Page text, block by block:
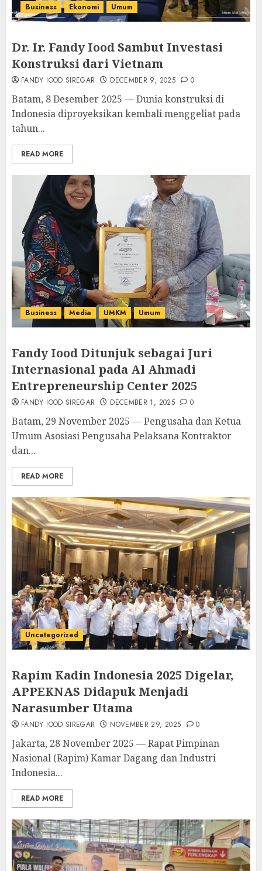
Business Ekonomi Umum
Dr. Ir. Fandy Iood Sambut Investasi
Konstruksi dari Vietnam
FANDY IOOD SIREGAR DECEMBER 9, 2025 0
Batam, 8 Desember 2025 — Dunia konstruksi di
Indonesia diproyeksikan kembali menggeliat pada
tahun...
READ MORE
Business Media UMKM Umum
Fandy Iood Ditunjuk sebagai Juri
Internasional pada Al Ahmadi
Entrepreneurship Center 2025
FANDY IOOD SIREGAR DECEMBER 1, 2025 0
Batam, 29 November 2025 — Pengusaha dan Ketua
Umum Asosiasi Pengusaha Pelaksana Kontraktor
dan...
READ MORE
Uncategorized
Rapim Kadin Indonesia 2025 Digelar,
APPEKNAS Didapuk Menjadi
Narasumber Utama
FANDY IOOD SIREGAR NOVEMBER 29, 2025 0
Jakarta, 28 November 2025 — Rapat Pimpinan
Nasional (Rapim) Kamar Dagang dan Industri
Indonesia...
READ MORE